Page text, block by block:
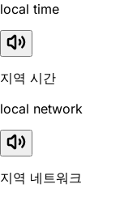
local time
지역 시간
local network
지역 네트워크